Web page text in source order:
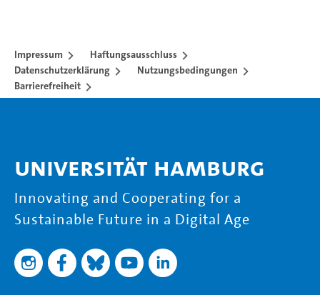
Impressum
Haftungsausschluss
Datenschutzerklärung
Nutzungsbedingungen
Barrierefreiheit
Universität Hamburg
Innovating and Cooperating for a
Sustainable Future in a Digital Age